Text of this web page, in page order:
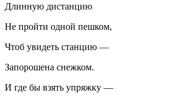
Длинную дистанцию
Не пройти одной пешком,
Чтоб увидеть станцию —
Запорошена снежком.
И где бы взять упряжку —